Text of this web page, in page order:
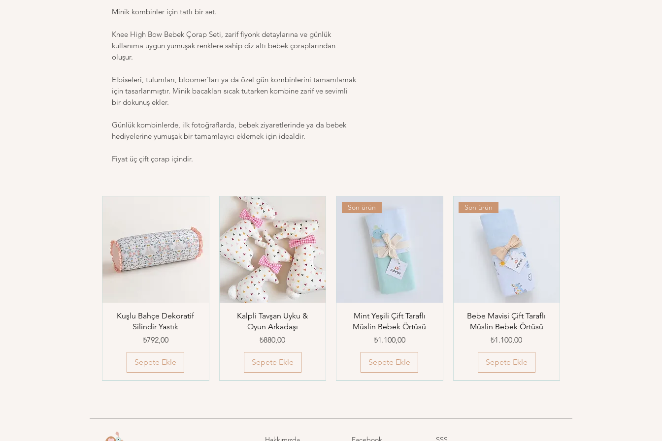
Minik kombinler için tatlı bir set.
Knee High Bow Bebek Çorap Seti, zarif fiyonk detaylarına ve günlük
kullanıma uygun yumuşak renklere sahip diz altı bebek çoraplarından
oluşur.
Elbiseleri, tulumları, bloomer’ları ya da özel gün kombinlerini tamamlamak
için tasarlanmıştır. Minik bacakları sıcak tutarken kombine zarif ve sevimli
bir dokunuş ekler.
Günlük kombinlerde, ilk fotoğraflarda, bebek ziyaretlerinde ya da bebek
hediyelerine yumuşak bir tamamlayıcı eklemek için idealdir.
Fiyat üç çift çorap içindir.
Kuşlu Bahçe Dekoratif
Silindir Yastık
Fiyat
₺792,00
Sepete Ekle
Kalpli Tavşan Uyku &
Oyun Arkadaşı
Fiyat
₺880,00
Sepete Ekle
Son ürün
Mint Yeşili Çift Taraflı
Müslin Bebek Örtüsü
Fiyat
₺1.100,00
Sepete Ekle
Son ürün
Bebe Mavisi Çift Taraflı
Müslin Bebek Örtüsü
Fiyat
₺1.100,00
Sepete Ekle